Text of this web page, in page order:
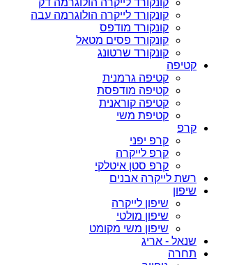
קונקורד לייקרה הולוגרמה דק
קונקורד לייקרה הולוגרמה עבה
קונקורד מודפס
קונקורד פסים מטאל
קונקורד שרטונג
קטיפה
קטיפה גרמנית
קטיפה מודפסת
קטיפה קוראנית
קטיפת משי
קרפ
קרפ יפני
קרפ לייקרה
קרפ סטן איטלקי
רשת לייקרה אבנים
שיפון
שיפון לייקרה
שיפון מולטי
שיפון משי מקומט
שנאל - אריג
תחרה